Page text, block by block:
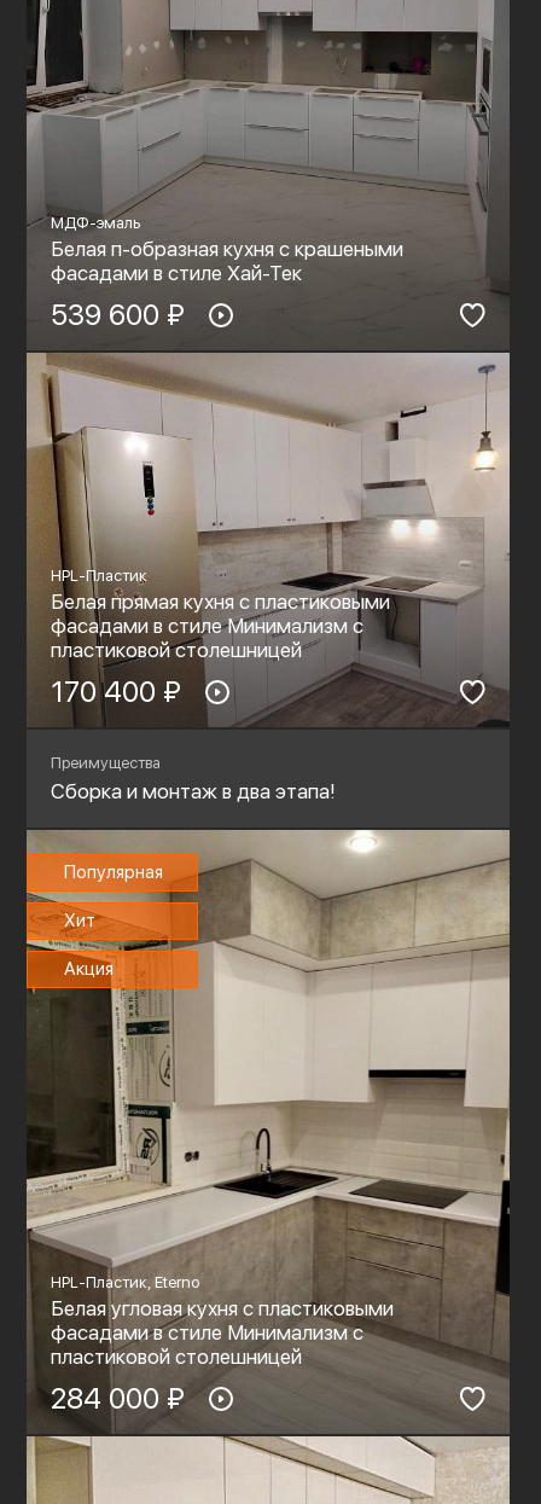
МДФ-эмаль
Белая п-образная кухня с крашеными
фасадами в стиле Хай-Тек
539 600 ₽
HPL-Пластик
Белая прямая кухня с пластиковыми
фасадами в стиле Минимализм с
пластиковой столешницей
170 400 ₽
Преимущества
Сборка и монтаж в два этапа!
Популярная
Хит
Акция
HPL-Пластик, Eterno
Белая угловая кухня с пластиковыми
фасадами в стиле Минимализм с
пластиковой столешницей
284 000 ₽